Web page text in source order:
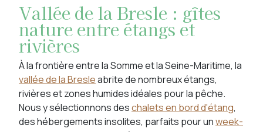
Vallée de la Bresle : gîtes
nature entre étangs et
rivières
À la frontière entre la Somme et la Seine-Maritime, la
vallée de la Bresleabrite de nombreux étangs,
rivières et zones humides idéales pour la pêche.
Nous y sélectionnons deschalets en bord d'étang,
des hébergements insolites, parfaits pour unweek-